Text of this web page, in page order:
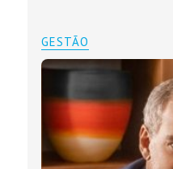
GESTÃO